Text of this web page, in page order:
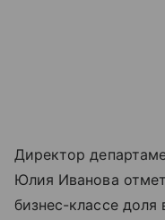
Директор
Юлия Иванова
бизнес-классе